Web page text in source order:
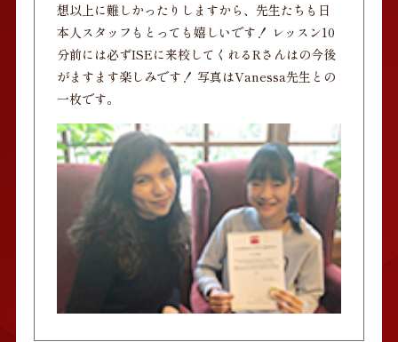
想以上に難しかったりしますから、先生たちも日
本人スタッフもとっても嬉しいです！ レッスン10
分前には必ずISEに来校してくれるRさんはの今後
がますます楽しみです！ 写真はVanessa先生との
一枚です。